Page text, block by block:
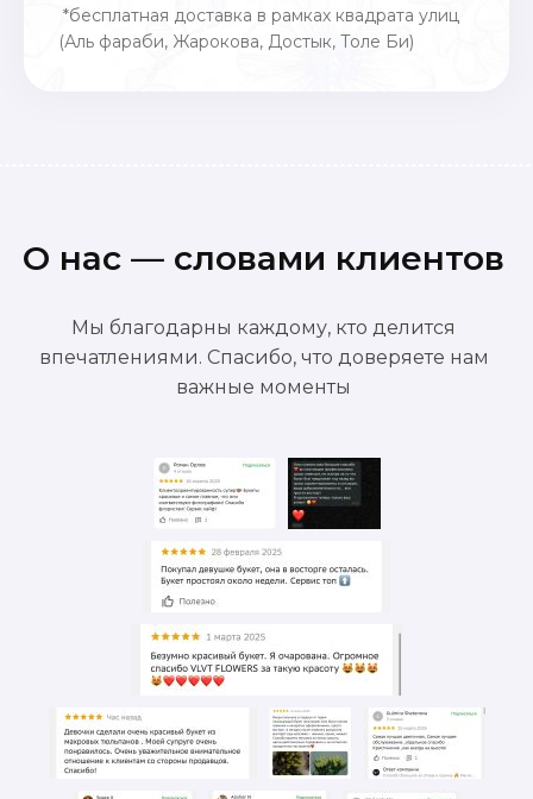
*бесплатная доставка в рамках квадрата улиц
(Аль фараби, Жарокова, Достык, Толе Би)
О нас — словами клиентов
Мы благодарны каждому, кто делится
впечатлениями. Спасибо, что доверяете нам
важные моменты